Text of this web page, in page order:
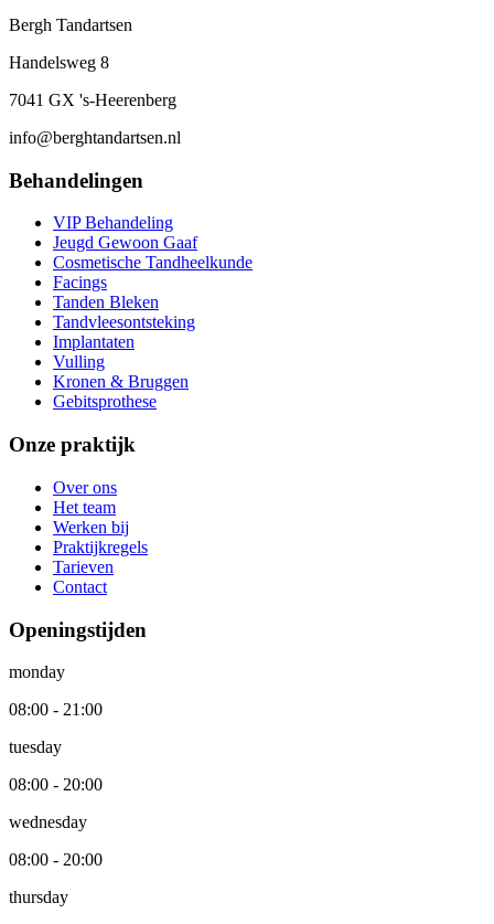
Bergh Tandartsen
Handelsweg 8
7041 GX 's-Heerenberg
info@berghtandartsen.nl
Behandelingen
VIP Behandeling
Jeugd Gewoon Gaaf
Cosmetische Tandheelkunde
Facings
Tanden Bleken
Tandvleesontsteking
Implantaten
Vulling
Kronen & Bruggen
Gebitsprothese
Onze praktijk
Over ons
Het team
Werken bij
Praktijkregels
Tarieven
Contact
Openingstijden
monday
08:00 - 21:00
tuesday
08:00 - 20:00
wednesday
08:00 - 20:00
thursday